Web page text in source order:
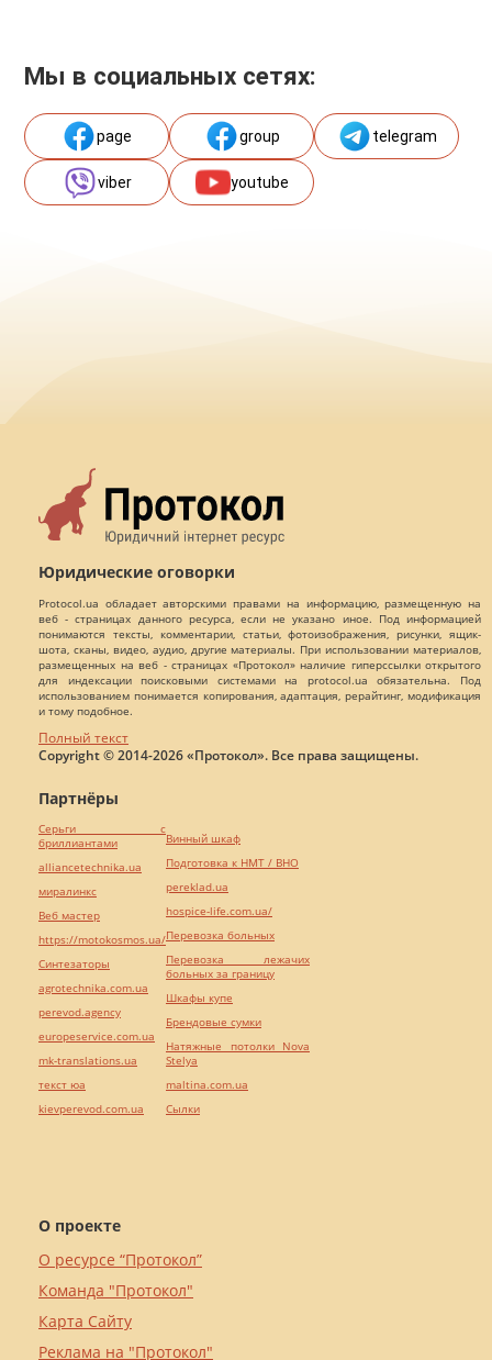
Мы в социальных сетях:
page group telegram
viber youtube
Юридические оговорки
Protocol.ua обладает авторскими правами на информацию, размещенную на
веб - страницах данного ресурса, если не указано иное. Под информацией
понимаются тексты, комментарии, статьи, фотоизображения, рисунки, ящик-
шота, сканы, видео, аудио, другие материалы. При использовании материалов,
размещенных на веб - страницах «Протокол» наличие гиперссылки открытого
для индексации поисковыми системами на protocol.ua обязательна. Под
использованием понимается копирования, адаптация, рерайтинг, модификация
и тому подобное.
Полный текст
Copyright © 2014-2026 «Протокол». Все права защищены.
О проекте
О ресурсе “Протокол”
Команда "Протокол"
Карта Сайту
Реклама на "Протокол"
Партнёры
Серьги с
бриллиантами
alliancetechnika.ua
миралинкс
Веб мастер
https://motokosmos.ua/
Синтезаторы
agrotechnika.com.ua
perevod.agency
europeservice.com.ua
mk-translations.ua
текст юа
kievperevod.com.ua
Винный шкаф
Подготовка к НМТ / ВНО
pereklad.ua
hospice-life.com.ua/
Перевозка больных
Перевозка лежачих
больных за границу
Шкафы купе
Брендовые сумки
Натяжные потолки Nova
Stelya
maltina.com.ua
Cылки